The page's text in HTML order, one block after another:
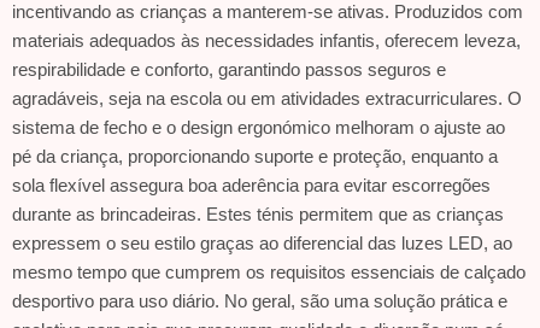
incentivando as crianças a manterem-se ativas. Produzidos com
materiais adequados às necessidades infantis, oferecem leveza,
respirabilidade e conforto, garantindo passos seguros e
agradáveis, seja na escola ou em atividades extracurriculares. O
sistema de fecho e o design ergonómico melhoram o ajuste ao
pé da criança, proporcionando suporte e proteção, enquanto a
sola flexível assegura boa aderência para evitar escorregões
durante as brincadeiras. Estes ténis permitem que as crianças
expressem o seu estilo graças ao diferencial das luzes LED, ao
mesmo tempo que cumprem os requisitos essenciais de calçado
desportivo para uso diário. No geral, são uma solução prática e